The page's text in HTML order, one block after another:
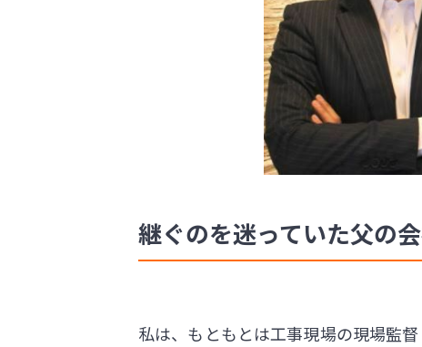
継ぐのを迷っていた父の
私は、もともとは工事現場の現場監